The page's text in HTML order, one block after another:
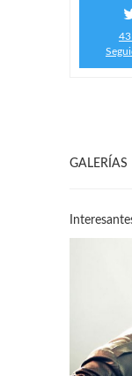
GALERÍAS